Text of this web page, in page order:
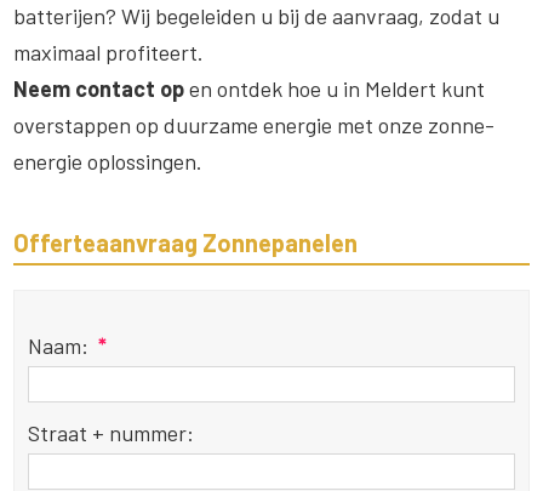
batterijen? Wij begeleiden u bij de aanvraag, zodat u
maximaal profiteert.
Neem contact open ontdek hoe u in Meldert kunt
overstappen op duurzame energie met onze zonne-
energie oplossingen.
Offerteaanvraag Zonnepanelen
Naam: *
Straat + nummer: